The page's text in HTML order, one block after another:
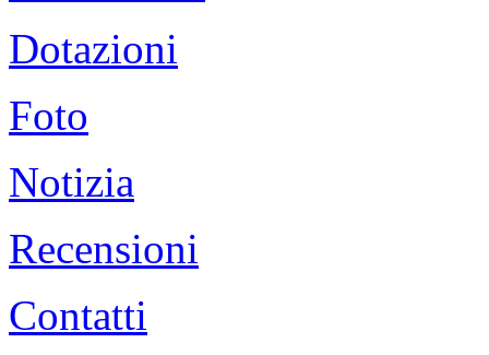
Dotazioni
Foto
Notizia
Recensioni
Contatti